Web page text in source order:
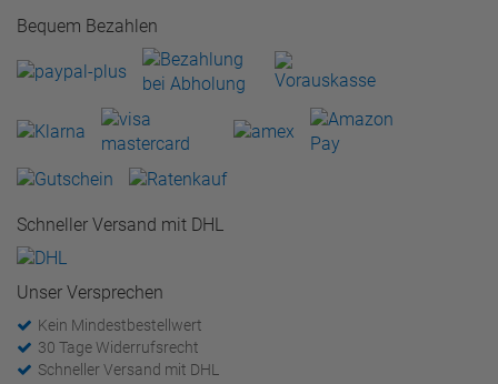
Bequem Bezahlen
Schneller Versand mit DHL
Unser Versprechen
Kein Mindestbestellwert
30 Tage Widerrufsrecht
Schneller Versand mit DHL